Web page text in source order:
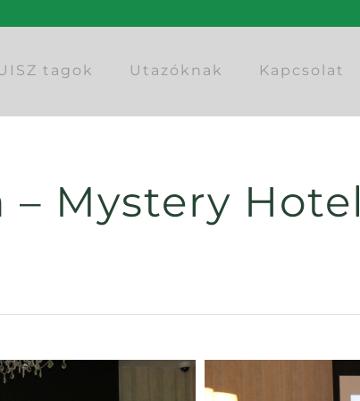
tagok Utazóknak Kapcsolat
– Mystery Hotel